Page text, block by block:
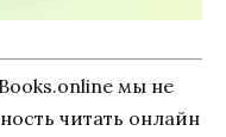
мы не
читать онлайн